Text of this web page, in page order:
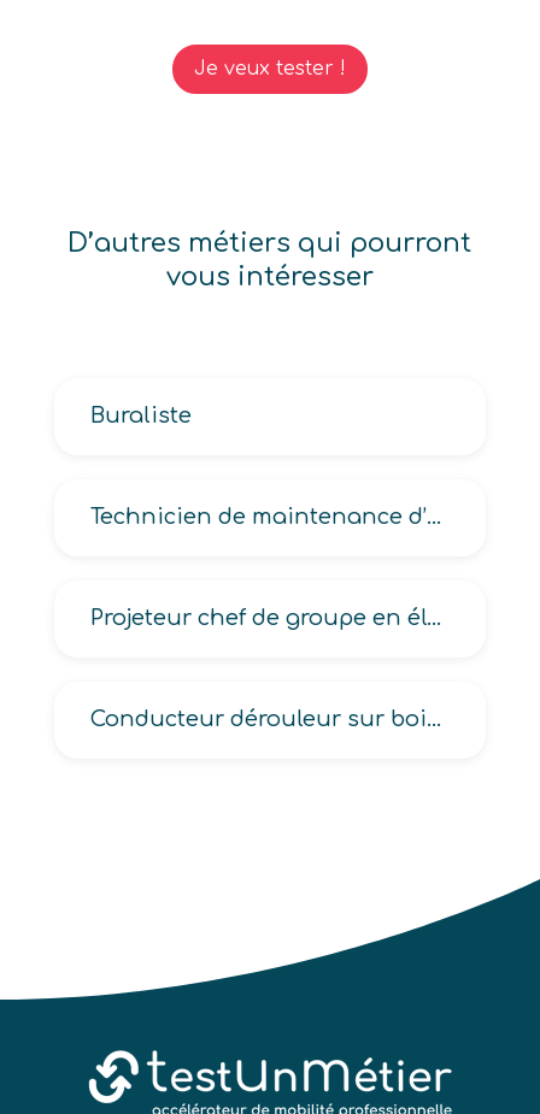
Je veux tester !
D’autres métiers qui pourront
vous intéresser
Buraliste
Technicien de maintenance d’ascenseurs
Projeteur chef de groupe en électricité-électronique
Conducteur dérouleur sur bois, Dérouleur en production de panneaux de bois